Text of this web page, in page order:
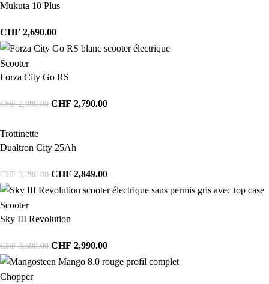
Mukuta 10 Plus
CHF 2,690.00
Scooter
Forza City Go RS
CHF2,990.00 CHF 2,790.00
Trottinette
Dualtron City 25Ah
CHF3,290.00 CHF 2,849.00
Scooter
Sky III Revolution
CHF3,590.00 CHF 2,990.00
Chopper